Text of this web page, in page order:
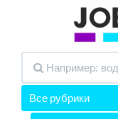
Все рубрики